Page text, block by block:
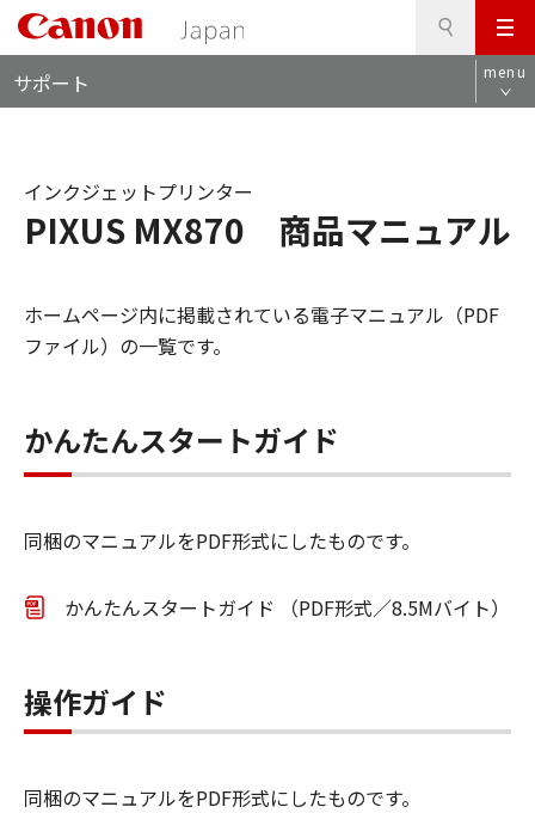
メ
ニ
ュ
サポート menu
PIXUS MX870 商品マニュアル
インクジェットプリンター
ホームページ内に掲載されている電子マニュアル（PDF
ファイル）の一覧です。
かんたんスタートガイド
同梱のマニュアルをPDF形式にしたものです。
かんたんスタートガイド （PDF形式／8.5Mバイト）
操作ガイド
同梱のマニュアルをPDF形式にしたものです。